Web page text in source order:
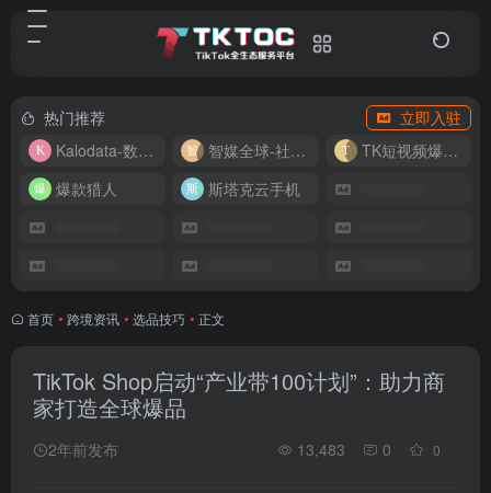
热门推荐
立即入驻
Kalodata-数据分析平台
智媒全球-社媒管理平台
TK短视频爆款复刻
爆款猎人
斯塔克云手机
首页 • 跨境资讯 • 选品技巧 • 正文
TikTok Shop启动“产业带100计划”：助力商
家打造全球爆品
2年前发布 13,483 0 0